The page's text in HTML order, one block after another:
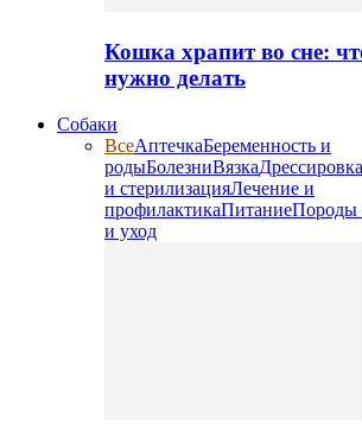
Кошка храпит во сне:
нужно делать
Собаки
ВсеАптечкаБеременность и
родыБолезниВязкаДрессировка
и стерилизацияЛечение и
профилактикаПитаниеПороды
и уход